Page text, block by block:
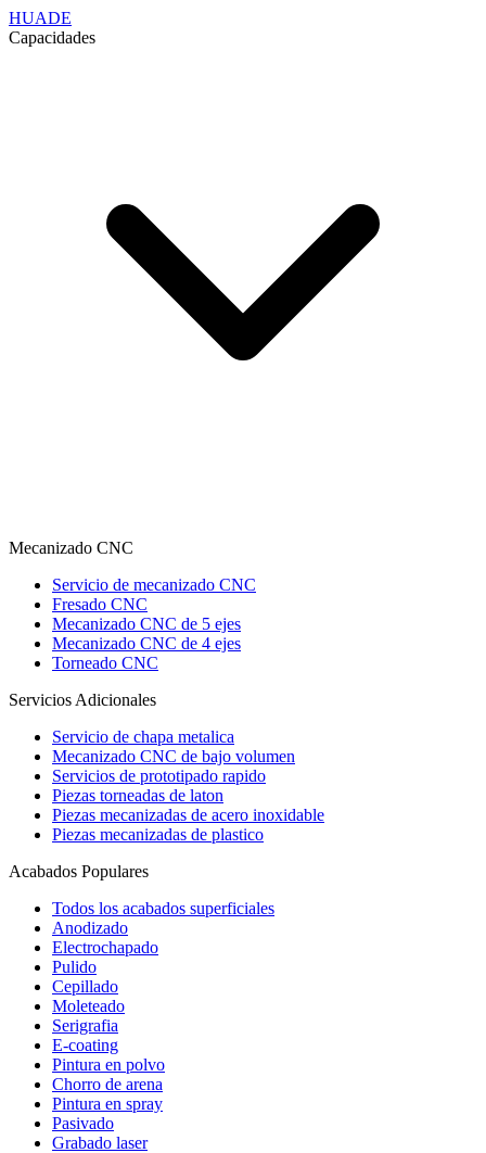
HUADE
Capacidades
Mecanizado CNC
Servicio de mecanizado CNC
Fresado CNC
Mecanizado CNC de 5 ejes
Mecanizado CNC de 4 ejes
Torneado CNC
Servicios Adicionales
Servicio de chapa metalica
Mecanizado CNC de bajo volumen
Servicios de prototipado rapido
Piezas torneadas de laton
Piezas mecanizadas de acero inoxidable
Piezas mecanizadas de plastico
Acabados Populares
Todos los acabados superficiales
Anodizado
Electrochapado
Pulido
Cepillado
Moleteado
Serigrafia
E-coating
Pintura en polvo
Chorro de arena
Pintura en spray
Pasivado
Grabado laser